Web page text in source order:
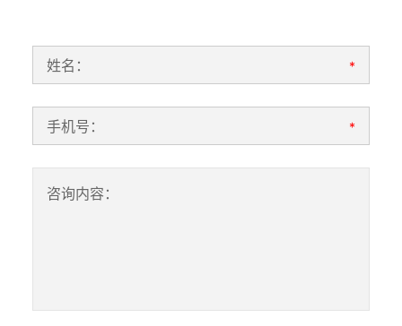
姓名： *
手机号： *
咨询内容：